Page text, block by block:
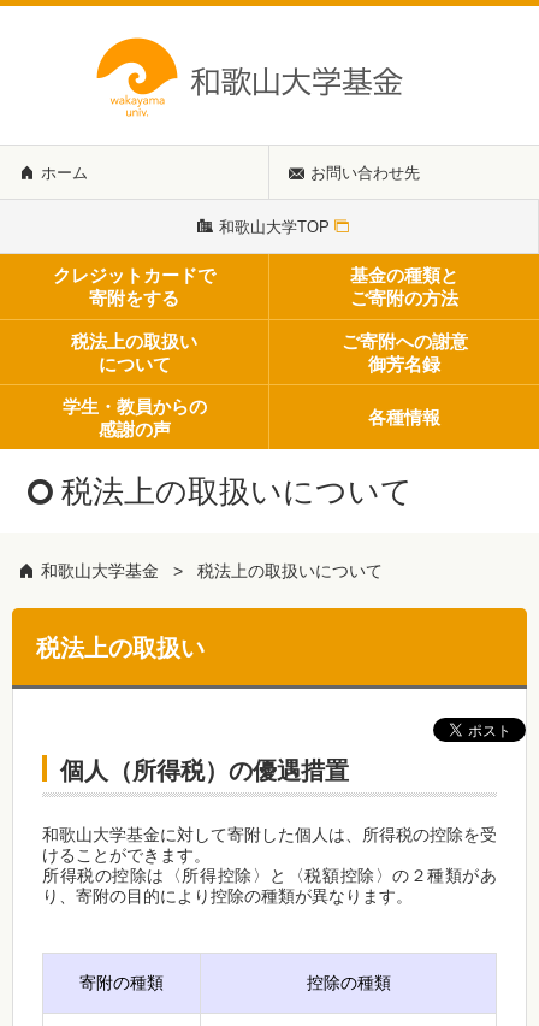
ホーム お問い合わせ先
和歌山大学TOP
クレジットカードで
寄附をする
基金の種類と
ご寄附の方法
税法上の取扱い
について
ご寄附への謝意
御芳名録
学生・教員からの
感謝の声
各種情報
税法上の取扱いについて
和歌山大学基金 税法上の取扱いについて
税法上の取扱い
個人（所得税）の優遇措置
和歌山大学基金に対して寄附した個人は、所得税の控除を受
けることができます。
所得税の控除は〈所得控除〉と〈税額控除〉の２種類があ
り、寄附の目的により控除の種類が異なります。
寄附の種類 控除の種類